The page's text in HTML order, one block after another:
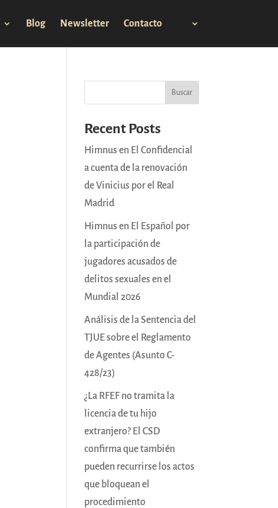
Blog Newsletter Contacto
Buscar
Recent Posts
Himnus en El Confidencial
a cuenta de la renovación
de Vinicius por el Real
Madrid
Himnus en El Español por
la participación de
jugadores acusados de
delitos sexuales en el
Mundial 2026
Análisis de la Sentencia del
TJUE sobre el Reglamento
de Agentes (Asunto C-
428/23)
¿La RFEF no tramita la
licencia de tu hijo
extranjero? El CSD
confirma que también
pueden recurrirse los actos
que bloquean el
procedimiento